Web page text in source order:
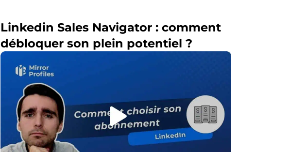
Linkedin Sales Navigator : comment
débloquer son plein potentiel ?